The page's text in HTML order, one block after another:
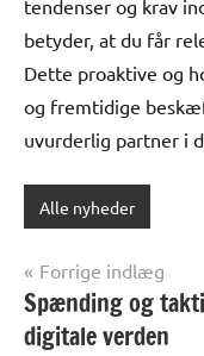
tendenser og krav
betyder, at du får
Dette proaktive og
og fremtidige
uvurderlig partner i
Alle nyheder
Forrige indlæg
Spænding og
digitale verden